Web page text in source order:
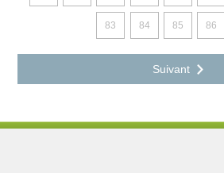
83 84 85 86